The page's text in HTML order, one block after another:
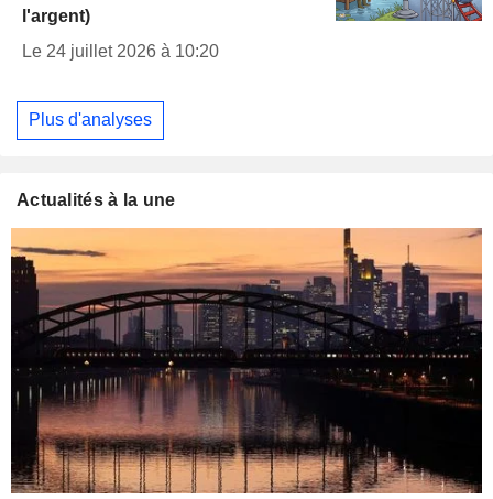
l'argent)
Le 24 juillet 2026 à 10:20
Plus d'analyses
Actualités à la une